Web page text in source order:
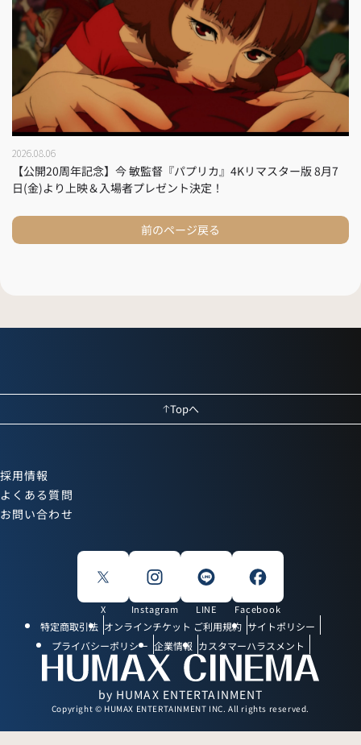
2026.08.06
【公開20周年記念】今 敏監督『パプリカ』4Kリマスター版 8月7
日(金)より上映＆入場者プレゼント決定！
前のページ戻る
Topへ
採用情報
よくある質問
お問い合わせ
X Instagram LINE Facebook
特定商取引法 オンラインチケット ご利用規約 サイトポリシー
プライバシーポリシー 企業情報 カスタマーハラスメント
by HUMAX ENTERTAINMENT
Copyright © HUMAX ENTERTAINMENT INC. All rights reserved.